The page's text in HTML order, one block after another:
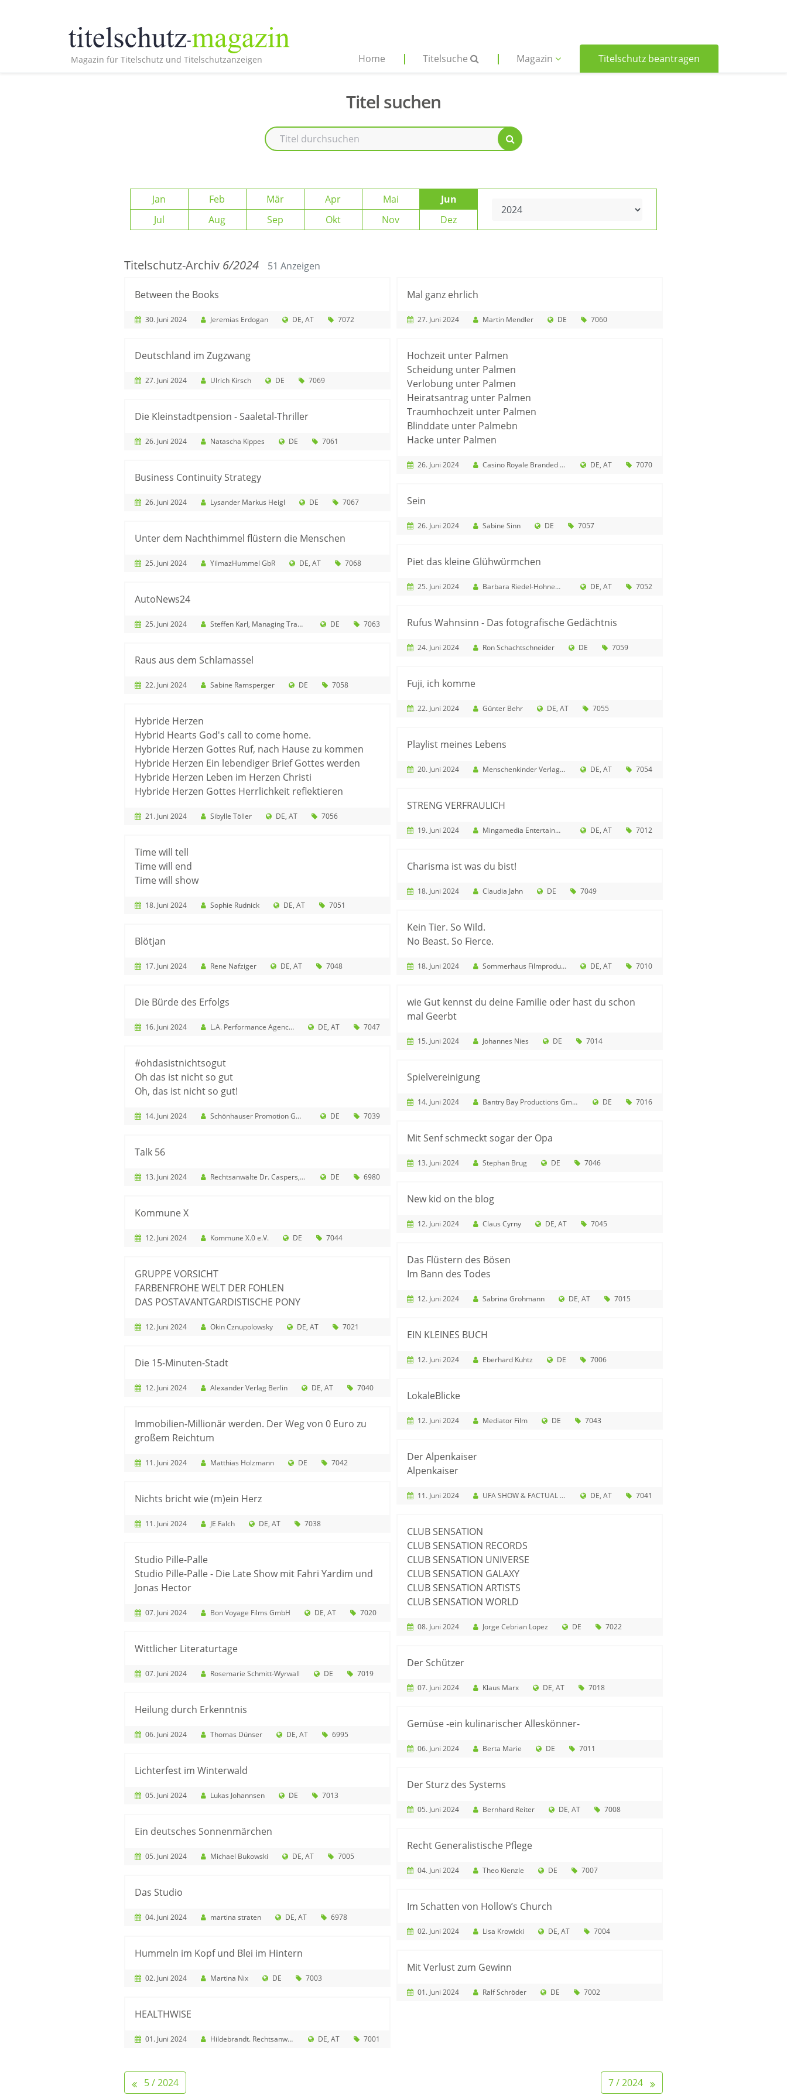
Magazin für Titelschutz und Titelschutzanzeigen Home Titelsuche Magazin Titelschutz beantragen
Titel suchen
Jan Feb Mär Apr Mai
Jun
Jul
Aug Sep Okt Nov Dez
Titelschutz-Archiv 6/2024 51 Anzeigen
Between the Books
30. Juni 2024 Jeremias Erdogan DE AT 7072
Deutschland im Zugzwang
27. Juni 2024 Ulrich Kirsch DE 7069
Die Kleinstadtpension - Saaletal-Thriller
26. Juni 2024 Natascha Kippes DE 7061
Business Continuity Strategy
26. Juni 2024 Lysander Markus Heigl DE 7067
Unter dem Nachthimmel flüstern die Menschen
25. Juni 2024 YilmazHummel GbR DE AT 7068
AutoNews24
25. Juni 2024 Steffen Karl, Managing Transitions DE 7063
Raus aus dem Schlamassel
22. Juni 2024 Sabine Ramsperger DE 7058
Hybride Herzen
Hybrid Hearts God's call to come home.
Hybride Herzen Gottes Ruf, nach Hause zu kommen
Hybride Herzen Ein lebendiger Brief Gottes werden
Hybride Herzen Leben im Herzen Christi
Hybride Herzen Gottes Herrlichkeit reflektieren
21. Juni 2024 Sibylle Töller DE AT 7056
Time will tell
Time will end
Time will show
18. Juni 2024 Sophie Rudnick DE AT 7051
Blötjan
17. Juni 2024 Rene Nafziger DE AT 7048
Die Bürde des Erfolgs
16. Juni 2024 L.A. Performance Agency e.K. DE AT 7047
#ohdasistnichtsogut
Oh das ist nicht so gut
Oh, das ist nicht so gut!
14. Juni 2024 Schönhauser Promotion GmbH DE 7039
Talk 56
13. Juni 2024 Rechtsanwälte Dr. Caspers, Mock & Partner mbB DE 6980
Kommune X
12. Juni 2024 Kommune X.0 e.V. DE 7044
GRUPPE VORSICHT
FARBENFROHE WELT DER FOHLEN
DAS POSTAVANTGARDISTISCHE PONY
12. Juni 2024 Okin Cznupolowsky DE AT 7021
Die 15-Minuten-Stadt
12. Juni 2024 Alexander Verlag Berlin DE AT 7040
Immobilien-Millionär werden. Der Weg von 0 Euro zu
großem Reichtum
11. Juni 2024 Matthias Holzmann DE 7042
Nichts bricht wie (m)ein Herz
11. Juni 2024 JE Falch DE AT 7038
Studio Pille-Palle
Studio Pille-Palle - Die Late Show mit Fahri Yardim und
Jonas Hector
07. Juni 2024 Bon Voyage Films GmbH DE AT 7020
Wittlicher Literaturtage
07. Juni 2024 Rosemarie Schmitt-Wyrwall DE 7019
Heilung durch Erkenntnis
06. Juni 2024 Thomas Dünser DE AT 6995
Lichterfest im Winterwald
05. Juni 2024 Lukas Johannsen DE 7013
Ein deutsches Sonnenmärchen
05. Juni 2024 Michael Bukowski DE AT 7005
Das Studio
04. Juni 2024 martina straten DE AT 6978
Hummeln im Kopf und Blei im Hintern
02. Juni 2024 Martina Nix DE 7003
HEALTHWISE
01. Juni 2024 Hildebrandt. Rechtsanwälte PartG mbB DE AT 7001
Mal ganz ehrlich
27. Juni 2024 Martin Mendler DE 7060
Hochzeit unter Palmen
Scheidung unter Palmen
Verlobung unter Palmen
Heiratsantrag unter Palmen
Traumhochzeit unter Palmen
Blinddate unter Palmebn
Hacke unter Palmen
26. Juni 2024 Casino Royale Branded Entertainment GmbH DE AT 7070
Sein
26. Juni 2024 Sabine Sinn DE 7057
Piet das kleine Glühwürmchen
25. Juni 2024 Barbara Riedel-Hohnemann DE AT 7052
Rufus Wahnsinn - Das fotografische Gedächtnis
24. Juni 2024 Ron Schachtschneider DE 7059
Fuji, ich komme
22. Juni 2024 Günter Behr DE AT 7055
Playlist meines Lebens
20. Juni 2024 Menschenkinder Verlag und Vertrieb GmbH DE AT 7054
STRENG VERFRAULICH
19. Juni 2024 Mingamedia Entertainment DE AT 7012
Charisma ist was du bist!
18. Juni 2024 Claudia Jahn DE 7049
Kein Tier. So Wild.
No Beast. So Fierce.
18. Juni 2024 Sommerhaus Filmproduktion GmbH DE AT 7010
wie Gut kennst du deine Familie oder hast du schon
mal Geerbt
15. Juni 2024 Johannes Nies DE 7014
Spielvereinigung
14. Juni 2024 Bantry Bay Productions GmbH DE 7016
Mit Senf schmeckt sogar der Opa
13. Juni 2024 Stephan Brug DE 7046
New kid on the blog
12. Juni 2024 Claus Cyrny DE AT 7045
Das Flüstern des Bösen
Im Bann des Todes
12. Juni 2024 Sabrina Grohmann DE AT 7015
EIN KLEINES BUCH
12. Juni 2024 Eberhard Kuhtz DE 7006
LokaleBlicke
12. Juni 2024 Mediator Film DE 7043
Der Alpenkaiser
Alpenkaiser
11. Juni 2024 UFA SHOW & FACTUAL GmbH DE AT 7041
CLUB SENSATION
CLUB SENSATION RECORDS
CLUB SENSATION UNIVERSE
CLUB SENSATION GALAXY
CLUB SENSATION ARTISTS
CLUB SENSATION WORLD
08. Juni 2024 Jorge Cebrian Lopez DE 7022
Der Schützer
07. Juni 2024 Klaus Marx DE AT 7018
Gemüse -ein kulinarischer Alleskönner-
06. Juni 2024 Berta Marie DE 7011
Der Sturz des Systems
05. Juni 2024 Bernhard Reiter DE AT 7008
Recht Generalistische Pflege
04. Juni 2024 Theo Kienzle DE 7007
Im Schatten von Hollow’s Church
02. Juni 2024 Lisa Krowicki DE AT 7004
Mit Verlust zum Gewinn
01. Juni 2024 Ralf Schröder DE 7002
5 / 2024 7 / 2024